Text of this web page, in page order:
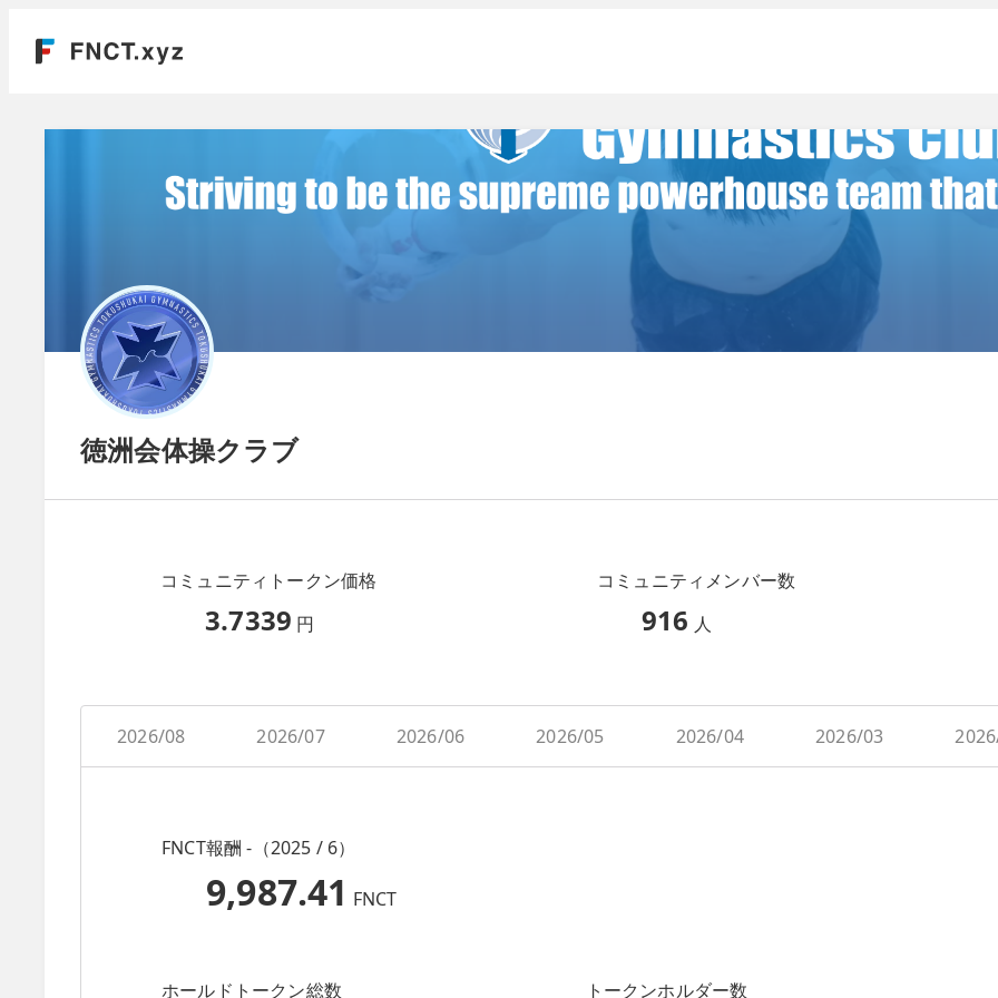
徳洲会体操クラブ
コミュニティトークン価格
3.7339 円
コミュニティメンバー数
916 人
2026/08 2026/07 2026/06 2026/05 2026/04 2026/03
FNCT報酬 -（2025 / 6）
9,987.41 FNCT
ホールドトークン総数 トークンホルダー数